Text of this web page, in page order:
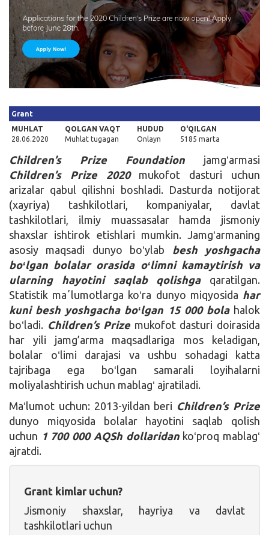
Kirish
Grant
MUHLAT
28.06.2020
QOLGAN VAQT
Muhlat tugagan
HUDUD
Onlayn
O'QILGAN
5185 marta
Children’s Prize Foundation jamgʻarmasi
Children’s Prize 2020 mukofot dasturi uchun
arizalar qabul qilishni boshladi. Dasturda notijorat
(xayriya) tashkilotlari, kompaniyalar, davlat
tashkilotlari, ilmiy muassasalar hamda jismoniy
shaxslar ishtirok etishlari mumkin. Jamgʻarmaning
asosiy maqsadi dunyo boʻylab
besh yoshgacha
boʻlgan bolalar orasida oʻlimni kamaytirish va
ularning hayotini saqlab qolishgaqaratilgan.
Statistik maʼlumotlarga koʻra dunyo miqyosida har
kuni besh yoshgacha boʻlgan 15 000 bolahalok
boʻladi. Children’s Prize mukofot dasturi doirasida
har yili jamg’arma maqsadlariga mos keladigan,
bolalar oʻlimi darajasi va ushbu sohadagi katta
tajribaga ega boʻlgan samarali loyihalarni
moliyalashtirish uchun mablagʻ ajratiladi.
Maʻlumot uchun: 2013-yildan beri Children’s Prize
dunyo miqyosida bolalar hayotini saqlab qolish
uchun 1 700 000 AQSh dollaridankoʻproq mablagʻ
ajratdi.
Grant kimlar uchun?
Jismoniy shaxslar, hayriya va davlat
tashkilotlari uchun